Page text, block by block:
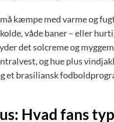
kæmpe med varme og
våde baner – eller
det solcreme og
og hue plus
et brasiliansk
Hvad fans